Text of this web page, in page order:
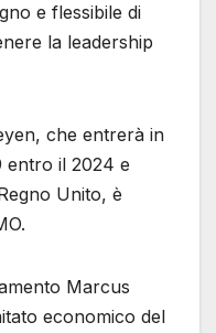
e flessibile di
la leadership
che entrerà in
entro il 2024 e
Unito, è
Marcus
economico del